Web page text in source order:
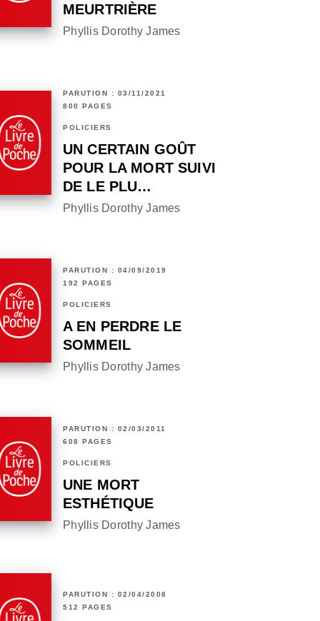
MEURTRIÈRE
Phyllis Dorothy James
PARUTION : 03/11/2021
800 PAGES
POLICIERS
UN CERTAIN GOÛT
POUR LA MORT SUIVI
DE LE PLU…
Phyllis Dorothy James
PARUTION : 04/09/2019
192 PAGES
POLICIERS
A EN PERDRE LE
SOMMEIL
Phyllis Dorothy James
PARUTION : 02/03/2011
608 PAGES
POLICIERS
UNE MORT
ESTHÉTIQUE
Phyllis Dorothy James
PARUTION : 02/04/2008
512 PAGES